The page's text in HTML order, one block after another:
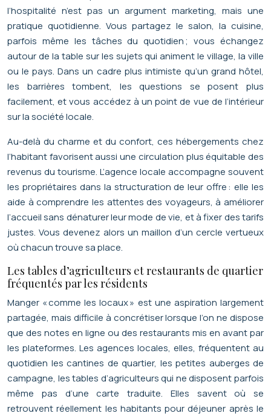
l’hospitalité n’est pas un argument marketing, mais une
pratique quotidienne. Vous partagez le salon, la cuisine,
parfois même les tâches du quotidien ; vous échangez
autour de la table sur les sujets qui animent le village, la ville
ou le pays. Dans un cadre plus intimiste qu’un grand hôtel,
les barrières tombent, les questions se posent plus
facilement, et vous accédez à un point de vue de l’intérieur
sur la société locale.
Au-delà du charme et du confort, ces hébergements chez
l’habitant favorisent aussi une circulation plus équitable des
revenus du tourisme. L’agence locale accompagne souvent
les propriétaires dans la structuration de leur offre : elle les
aide à comprendre les attentes des voyageurs, à améliorer
l’accueil sans dénaturer leur mode de vie, et à fixer des tarifs
justes. Vous devenez alors un maillon d’un cercle vertueux
où chacun trouve sa place.
Les tables d’agriculteurs et restaurants de quartier
fréquentés par les résidents
Manger « comme les locaux » est une aspiration largement
partagée, mais difficile à concrétiser lorsque l’on ne dispose
que des notes en ligne ou des restaurants mis en avant par
les plateformes. Les agences locales, elles, fréquentent au
quotidien les cantines de quartier, les petites auberges de
campagne, les tables d’agriculteurs qui ne disposent parfois
même pas d’une carte traduite. Elles savent où se
retrouvent réellement les habitants pour déjeuner après le